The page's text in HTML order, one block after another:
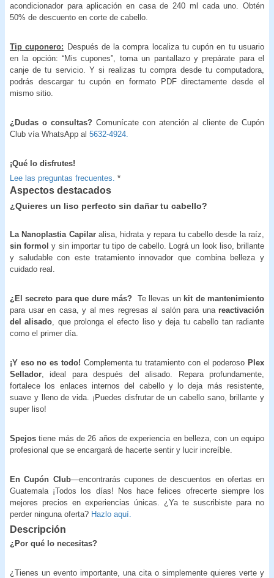
acondicionador para aplicación en casa de 240 ml cada uno. Obtén
50% de descuento en corte de cabello.
Tip cuponero: Después de la compra localiza tu cupón en tu usuario
en la opción: “Mis cupones”, toma un pantallazo y prepárate para el
canje de tu servicio. Y si realizas tu compra desde tu computadora,
podrás descargar tu cupón en formato PDF directamente desde el
mismo sitio.
¿Dudas o consultas? Comunícate con atención al cliente de Cupón
Club vía WhatsApp al 5632-4924.
¡Qué lo disfrutes!
Lee las preguntas frecuentes. *
Aspectos destacados
¿Quieres un liso perfecto sin dañar tu cabello?
La Nanoplastia Capilaralisa, hidrata y repara tu cabello desde la raíz,
sin formol y sin importar tu tipo de cabello. Lográ un look liso, brillante
y saludable con este tratamiento innovador que combina belleza y
cuidado real.
¿El secreto para que dure más? Te llevas un kit de mantenimiento
para usar en casa, y al mes regresas al salón para una reactivación
del alisado , que prolonga el efecto liso y deja tu cabello tan radiante
como el primer día.
¡Y eso no es todo! Complementa tu tratamiento con el poderoso Plex
Sellador , ideal para después del alisado. Repara profundamente,
fortalece los enlaces internos del cabello y lo deja más resistente,
suave y lleno de vida. ¡Puedes disfrutar de un cabello sano, brillante y
super liso!
Spejos tiene más de 26 años de experiencia en belleza, con un equipo
profesional que se encargará de hacerte sentir y lucir increíble.
En Cupón Club—encontrarás cupones de descuentos en ofertas en
Guatemala ¡Todos los días! Nos hace felices ofrecerte siempre los
mejores precios en experiencias únicas. ¿Ya te suscribiste para no
perder ninguna oferta? Hazlo aquí.
Descripción
¿Por qué lo necesitas?
¿Tienes un evento importante, una cita o simplemente quieres verte y